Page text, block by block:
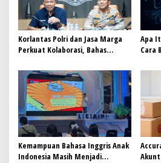
o
s
Korlantas Polri dan Jasa Marga
Perkuat Kolaborasi, Bahas
Penertiban ODOL
Apa
Cara
Kemampuan Bahasa Inggris Anak
Indonesia Masih Menjadi